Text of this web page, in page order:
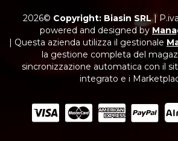
2026© Copyright: Biasin SRL|
powered and designed by
| Questa azienda utilizza il gestionale
la gestione completa del
sincronizzazione automatica con il
integrato e i